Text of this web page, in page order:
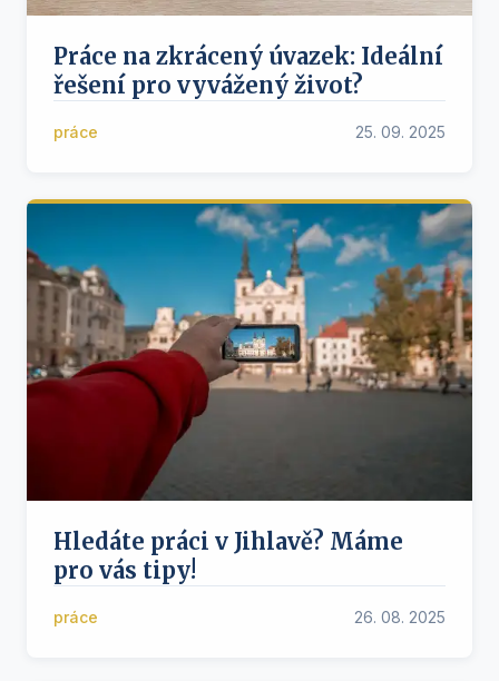
Práce na zkrácený úvazek: Ideální
řešení pro vyvážený život?
práce 25. 09. 2025
Hledáte práci v Jihlavě? Máme
pro vás tipy!
práce 26. 08. 2025